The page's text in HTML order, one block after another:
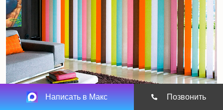
Написать в Макс Позвонить